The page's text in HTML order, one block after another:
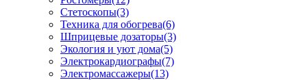
Стетоскопы(3)
Техника для обогрева(6)
Шприцевые дозаторы(3)
Экология и уют дома(5)
Электрокардиографы(7)
Электромассажеры(13)